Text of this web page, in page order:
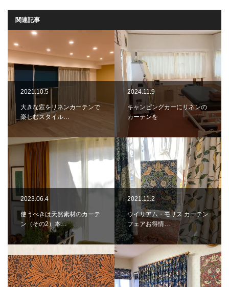
関連記事
2021.10.5
大きな窓をリネンカーテンで
楽しむスタイル…
2024.11.9
キャンピングカーにリネンの
カーテンを
2023.06.4
使うべきは天然素材のカーテ
ン（その2）本…
2021.11.2
ウイリアム・モリス カーテン
フェアお得情…